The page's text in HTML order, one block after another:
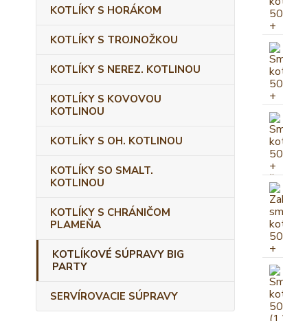
KOTLÍKY S HORÁKOM
KOTLÍKY S TROJNOŽKOU
KOTLÍKY S NEREZ. KOTLINOU
KOTLÍKY S KOVOVOU
KOTLINOU
KOTLÍKY S OH. KOTLINOU
KOTLÍKY SO SMALT.
KOTLINOU
KOTLÍKY S CHRÁNIČOM
PLAMEŇA
KOTLÍKOVÉ SÚPRAVY BIG
PARTY
SERVÍROVACIE SÚPRAVY